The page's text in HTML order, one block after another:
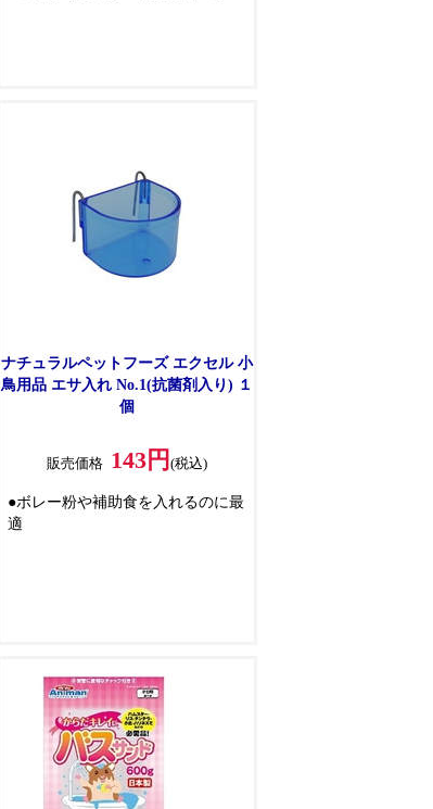
ナチュラルペットフーズ エクセル 小
鳥用品 エサ入れ No.1(抗菌剤入り) １
個
販売価格 143円 (税込)
●ボレー粉や補助食を入れるのに最
適